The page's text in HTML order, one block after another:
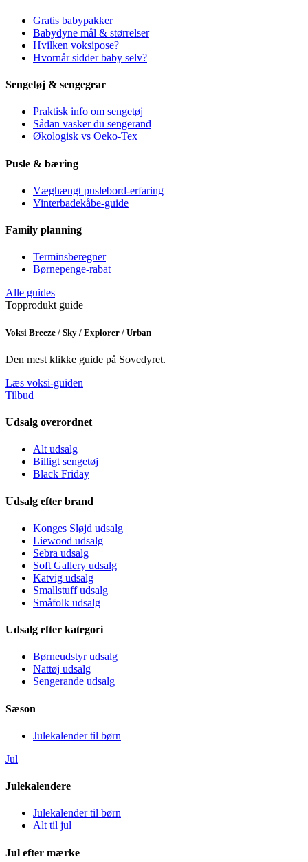
Gratis babypakker
Babydyne mål & størrelser
Hvilken voksipose?
Hvornår sidder baby selv?
Sengetøj & sengegear
Praktisk info om sengetøj
Sådan vasker du sengerand
Økologisk vs Oeko-Tex
Pusle & bæring
Væghængt puslebord-erfaring
Vinterbadekåbe-guide
Family planning
Terminsberegner
Børnepenge-rabat
Alle guides
Topprodukt guide
Voksi Breeze / Sky / Explorer / Urban
Den mest klikke guide på Sovedyret.
Læs voksi-guiden
Tilbud
Udsalg overordnet
Alt udsalg
Billigt sengetøj
Black Friday
Udsalg efter brand
Konges Sløjd udsalg
Liewood udsalg
Sebra udsalg
Soft Gallery udsalg
Katvig udsalg
Smallstuff udsalg
Småfolk udsalg
Udsalg efter kategori
Børneudstyr udsalg
Nattøj udsalg
Sengerande udsalg
Sæson
Julekalender til børn
Jul
Julekalendere
Julekalender til børn
Alt til jul
Jul efter mærke